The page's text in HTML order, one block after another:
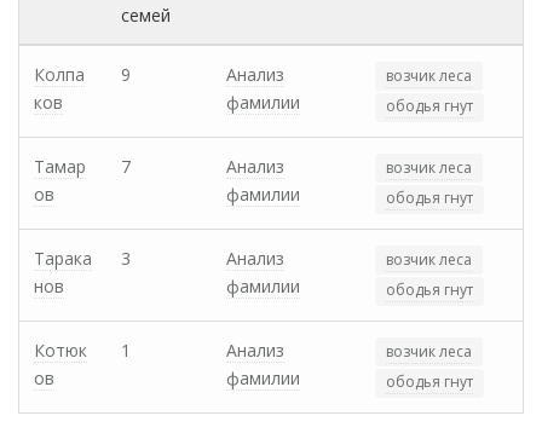
семей
Колпа
ков
9
Анализ
фамилии
возчик леса
ободья гнут
Тамар
ов
7
Анализ
фамилии
возчик леса
ободья гнут
Тарака
нов
3
Анализ
фамилии
возчик леса
ободья гнут
Котюк
ов
1
Анализ
фамилии
возчик леса
ободья гнут